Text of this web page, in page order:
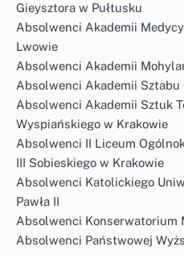
Gieysztora w Pułtusku
Absolwenci Akademii
Lwowie
Absolwenci Akademii
Absolwenci Akademii Sztabu
Absolwenci Akademii Sztuk
Wyspiańskiego w Krakowie
Absolwenci II Liceum
III Sobieskiego w Krakowie
Absolwenci Katolickiego
Pawła II
Absolwenci Konserwatorium
Absolwenci Państwowej